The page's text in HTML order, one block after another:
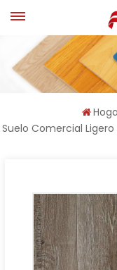
Suelo Comercial Ligero